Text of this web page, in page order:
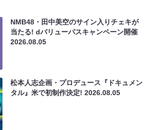
NMB48・田中美空のサイン入りチェキが
当たる! dバリューパスキャンペーン開催
2026.08.05
松本人志企画・プロデュース『ドキュメン
タル』米で初制作決定!2026.08.05